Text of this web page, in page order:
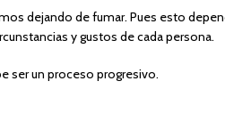
dejando de fumar. Pues esto
y gustos de cada persona.
ser un proceso progresivo.